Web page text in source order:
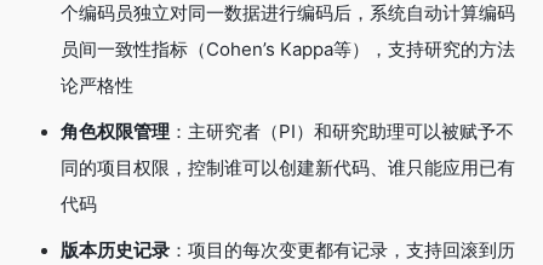
个编码员独立对同一数据进行编码后，系统自动计算编码
员间一致性指标（Cohen’s Kappa等），支持研究的方法
论严格性
角色权限管理 ：主研究者（PI）和研究助理可以被赋予不
同的项目权限，控制谁可以创建新代码、谁只能应用已有
代码
版本历史记录 ：项目的每次变更都有记录，支持回滚到历